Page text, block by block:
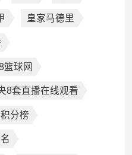
皇家马德里
篮球网
8套直播在线观看
分榜